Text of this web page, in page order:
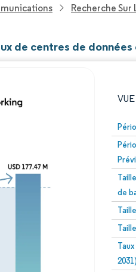
Recherche
de centres de données
de
2031)
Intelligence. La réutilisation nécessite